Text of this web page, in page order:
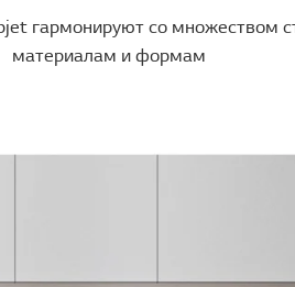
гармонируют со множеством
материалам и формам